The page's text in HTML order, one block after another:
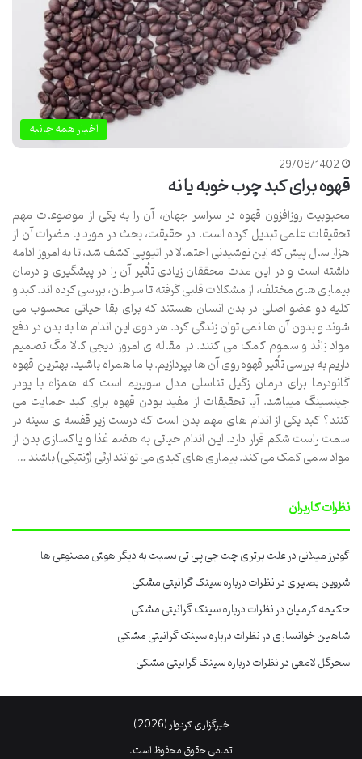
اخبار همه جانبه
29/08/1402
قهوه برای کبد چرب خوبه یا نه
محبوبیت روزافزون قهوه در سراسر جهان، آن را به یکی از موضوعات مهم
تحقیقات علمی تبدیل کرده است. در حقیقت، بحث در مورد یا مضرات آن از
هزار سال پیش که این نوشیدنی احتمالا در اتیوپی کشف شد، تا به امروز ادامه
داشته است و در این مدت محققان زیادی تأثیر آن را در پیشگیری و درمان
بیماری های مختلف، از مشکلات قلبی گرفته تا سرطان، بررسی کرده اند. کبد و
کلیه دو عضو اصلی در بدن انسان هستند که برای بقا حیاتی محسوب می
شوند و بدون آن ها نمی توان زندگی کرد. هر دوی این اندام ها به بدن در دفع
مواد زائد و سموم کمک می کنند. در مقاله ی امروز دیجی کالا مگ تصمیم
داریم به بررسی تأثیر قهوه روی آن ها بپردازیم. با ما همراه باشید. بهترین قهوه
گانودرما برای درمان زگیل تناسلی مدل سوپریم است که همزاه با پودر
جینسینگ میباشد. آیا تحقیقات از مفید بودن قهوه برای کبد حمایت می
کنند؟ کبد یکی از اندام های مهم بدن است که درست زیر قفسه ی سینه در
سمت راست شکم قرار دارد. این اندام حیاتی به هضم غذا و پاکسازی بدن از
مواد سمی کمک می کند. بیماری های کبدی می توانند ارثی (ژنتیکی) باشند …
نظرات کاربران
گودرز میلانیدرعلت برتری چت جی پی تی نسبت به دیگر هوش مصنوعی ها
شروین بصیریدرنظرات درباره سینک گرانیتی مشکی
حکیمه کرمیاندرنظرات درباره سینک گرانیتی مشکی
شاهین خوانساریدرنظرات درباره سینک گرانیتی مشکی
سحرگل لامعیدرنظرات درباره سینک گرانیتی مشکی
خبرگزاری کردوار (2026)
تمامی حقوق محفوظ است.